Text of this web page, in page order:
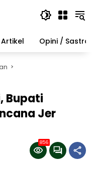
Artikel Opini / Sastra
Bupati
Jer
856